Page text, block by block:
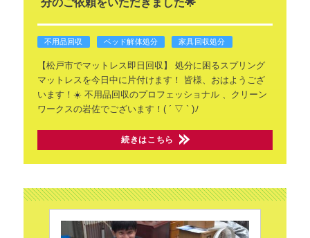
不用品回収 ベッド解体処分 家具回収処分
【松戸市でマットレス即日回収】
処分に困るスプリング
マットレスを今日中に片付けます！
皆様、おはようござ
います！☀️不用品回収のプロフェッショナル、クリーン
ワークスの岩佐でございます！( ´ ▽ ` )ﾉ
続きはこちら